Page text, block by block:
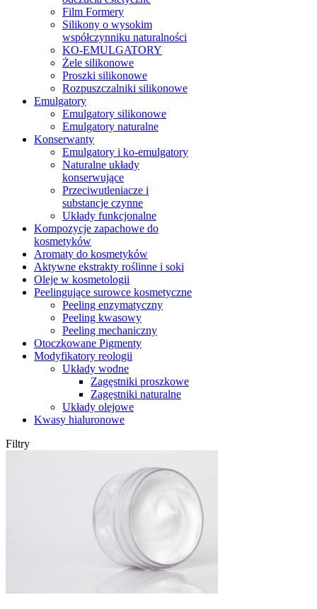
Film Formery
Silikony o wysokim
współczynniku naturalności
KO-EMULGATORY
Żele silikonowe
Proszki silikonowe
Rozpuszczalniki silikonowe
Emulgatory
Emulgatory silikonowe
Emulgatory naturalne
Konserwanty
Emulgatory i ko-emulgatory
Naturalne układy
konserwujące
Przeciwutleniacze i
substancje czynne
Układy funkcjonalne
Kompozycje zapachowe do
kosmetyków
Aromaty do kosmetyków
Aktywne ekstrakty roślinne i soki
Oleje w kosmetologii
Peelingujące surowce kosmetyczne
Peeling enzymatyczny
Peeling kwasowy
Peeling mechaniczny
Otoczkowane Pigmenty
Modyfikatory reologii
Układy wodne
Zagęstniki proszkowe
Zagęstniki naturalne
Układy olejowe
Kwasy hialuronowe
Filtry